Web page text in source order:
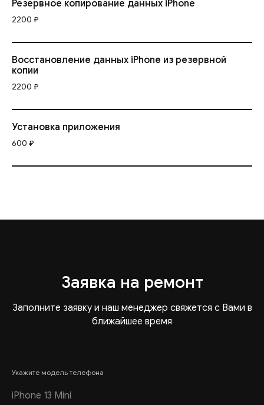
Резервное копирование данных iPhone
2200 ₽
Восстановление данных iPhone из резервной
копии
2200 ₽
Установка приложения
600 ₽
Заявка на ремонт
Заполните заявку и наш менеджер свяжется с Вами в
ближайшее время
Укажите модель телефона